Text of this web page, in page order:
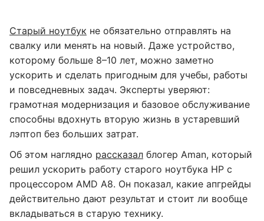
Старый ноутбук не обязательно отправлять на
свалку или менять на новый. Даже устройство,
которому больше 8–10 лет, можно заметно
ускорить и сделать пригодным для учебы, работы
и повседневных задач. Эксперты уверяют:
грамотная модернизация и базовое обслуживание
способны вдохнуть вторую жизнь в устаревший
лэптоп без больших затрат.
Об этом наглядно рассказал блогер Aman, который
решил ускорить работу старого ноутбука HP с
процессором AMD A8. Он показал, какие апгрейды
действительно дают результат и стоит ли вообще
вкладываться в старую технику.